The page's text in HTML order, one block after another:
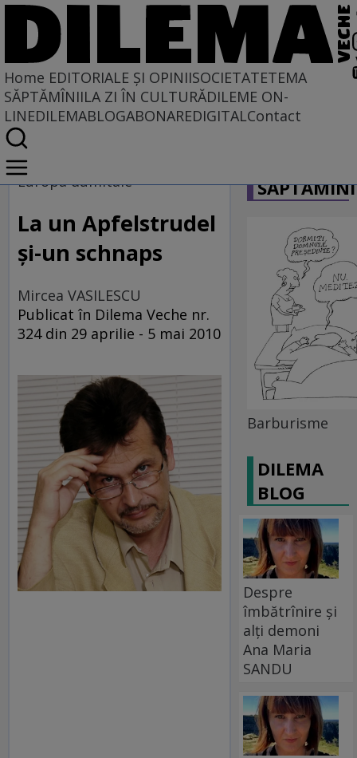
Home EDITORIALE ȘI OPINIISOCIETATETEMA
SĂPTĂMÎNIILA ZI ÎN CULTURĂDILEME ON-
LINEDILEMABLOGABONAREDIGITALContact
Home
EDITORIALE ȘI OPINII
SITUAȚIUNEA
Europa dumitale
La un Apfelstrudel
şi-un schnaps
Mircea VASILESCU
Publicat în Dilema Veche nr.
324 din 29 aprilie - 5 mai 2010
Barburisme
DILEMA
BLOG
Despre
îmbătrînire și
alți demoni
Ana Maria
SANDU